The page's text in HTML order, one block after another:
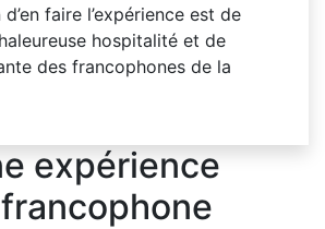
faire l’expérience est de
hospitalité et de
des francophones de la
expérience